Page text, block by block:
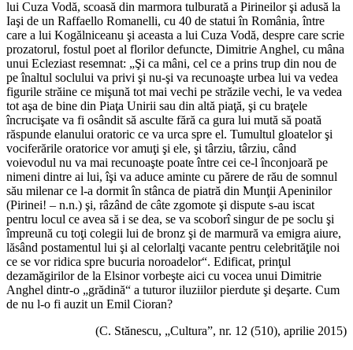
lui Cuza Vodă, scoasă din marmora tulburată a Pirineilor şi adusă la
Iaşi de un Raffaello Romanelli, cu 40 de statui în România, între
care a lui Kogălniceanu şi aceasta a lui Cuza Vodă, despre care scrie
prozatorul, fostul poet al florilor defuncte, Dimitrie Anghel, cu mâna
unui Ecleziast resemnat: „Şi ca mâni, cel ce a prins trup din nou de
pe înaltul soclului va privi şi nu-şi va recunoaşte urbea lui va vedea
figurile străine ce mişună tot mai vechi pe străzile vechi, le va vedea
tot aşa de bine din Piaţa Unirii sau din altă piaţă, şi cu braţele
încrucişate va fi osândit să asculte fără ca gura lui mută să poată
răspunde elanului oratoric ce va urca spre el. Tumultul gloatelor şi
vociferările oratorice vor amuţi şi ele, şi târziu, târziu, când
voievodul nu va mai recunoaşte poate între cei ce-l înconjoară pe
nimeni dintre ai lui, îşi va aduce aminte cu părere de rău de somnul
său milenar ce l-a dormit în stânca de piatră din Munţii Apeninilor
(Pirinei! – n.n.) şi, râzând de câte zgomote şi dispute s-au iscat
pentru locul ce avea să i se dea, se va scoborî singur de pe soclu şi
împreună cu toţi colegii lui de bronz şi de marmură va emigra aiure,
lăsând postamentul lui şi al celorlalţi vacante pentru celebrităţile noi
ce se vor ridica spre bucuria noroadelor“. Edificat, prinţul
dezamăgirilor de la Elsinor vorbeşte aici cu vocea unui Dimitrie
Anghel dintr-o „grădină“ a tuturor iluziilor pierdute şi deşarte. Cum
de nu l-o fi auzit un Emil Cioran?
(C. Stănescu, „Cultura”, nr. 12 (510), aprilie 2015)